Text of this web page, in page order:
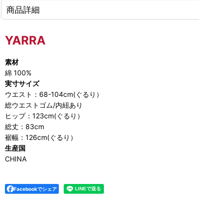
商品詳細
YARRA
素材
綿 100%
実寸サイズ
ウエスト：68-104cm(ぐるり）
総ウエストゴム/内紐あり
ヒップ：123cm(ぐるり）
総丈：83cm
裾幅：126cm(ぐるり）
生産国
CHINA
Facebookでシェア